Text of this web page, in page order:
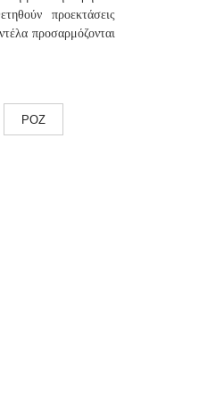
προεκτάσεις
προσαρμόζονται
ΡΟΖ